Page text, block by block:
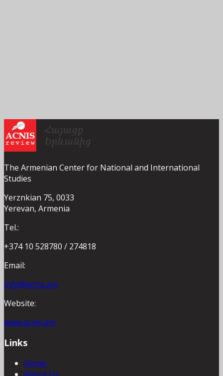
The Armenian Center for National and International
Studies
Yerznkian 75, 0033
Yerevan, Armenia
Tel.:
+374 10 528780 / 274818
Email:
info@acnis.am
Website:
www.acnis.am
Links
Home